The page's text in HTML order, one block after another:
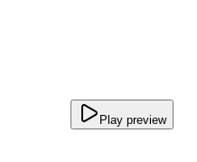
Play preview